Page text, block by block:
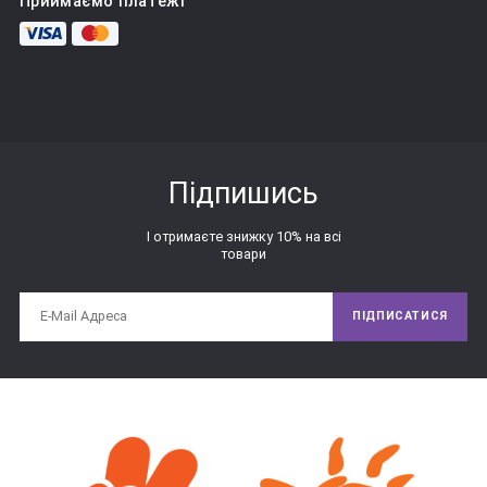
форми. Також в комплект входять фігурки, відповідні цих
отворів за формою і розміром. Завданням для дитини є
різними руками по черзі. Справа в тому, що маленькі дітки
збирають сортер двома руками, і таке завдання стане для
можна запропонувати малюкові зібрати сортер двома
руками разом, наприклад, зв'язаними руками - це буде вже
координацію.
перетворюються в будиночки для звірят, гаражі для
машинок, ямки на галявинці - дайте волю фантазії, своїй і
дитини! Такі сюжетні гри можна поєднувати із завданнями
Підпишись
І отримаєте знижку 10% на всі
товари
ПІДПИСАТИСЯ